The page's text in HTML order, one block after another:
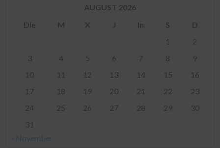
AUGUST 2026
Die
M X J In S
D
1
2
3
4 5 6 7 8
9
10
11 12 13 14 15
16
17
18 19 20 21 22
23
24
25 26 27 28 29
30
31